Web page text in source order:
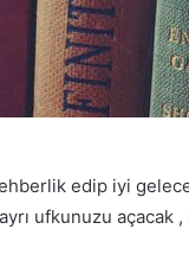
edip iyi
ufkunuzu açacak